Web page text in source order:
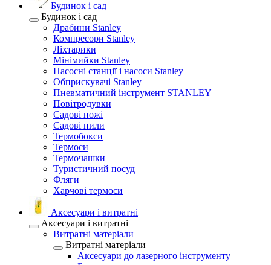
Будинок і сад
Будинок і сад
Драбини Stanley
Компресори Stanley
Ліхтарики
Мінімийки Stanley
Насосні станції і насоси Stanley
Обприскувачі Stanley
Пневматичний інструмент STANLEY
Повітродувки
Садові ножі
Садові пили
Термобокси
Термоси
Термочашки
Туристичний посуд
Фляги
Харчові термоси
Аксесуари і витратні
Аксесуари і витратні
Витратні матеріали
Витратні матеріали
Аксесуари до лазерного інструменту